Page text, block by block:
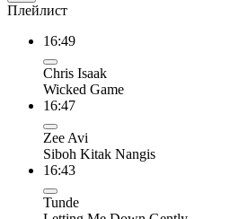
Плейлист
16:49
Chris Isaak
Wicked Game
16:47
Zee Avi
Siboh Kitak Nangis
16:43
Tunde